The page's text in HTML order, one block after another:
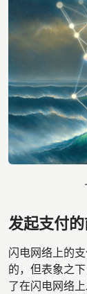
发起支付
闪电网络上的
的，但表象之
了在闪电网络